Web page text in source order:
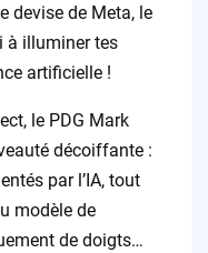
devise de Meta, le
à illuminer tes
artificielle !
le PDG Mark
décoiffante :
par l’IA, tout
modèle de
de doigts…